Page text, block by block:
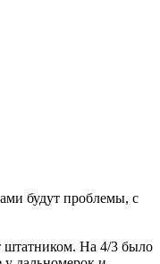
будут проблемы, с
штатником. На 4/3 было